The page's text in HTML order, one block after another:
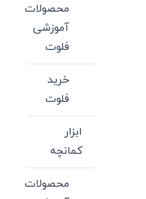
محصولات
آموزشی
فلوت
خرید
فلوت
ابزار
کمانچه
محصولات